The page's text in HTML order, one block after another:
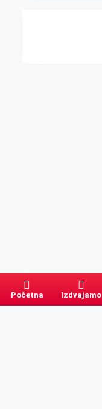
Početna Izdvajamo